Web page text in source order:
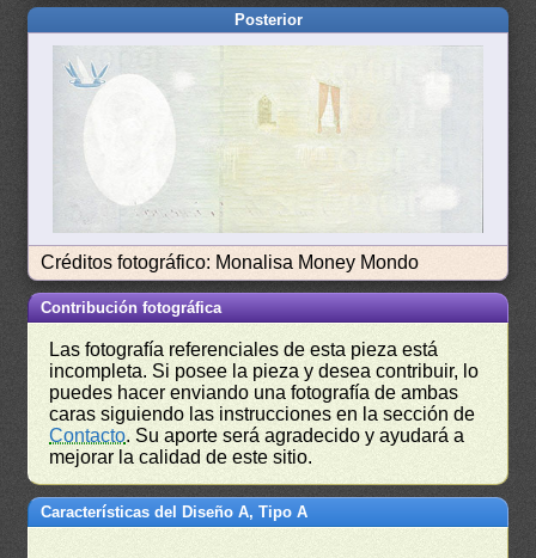
Posterior
Créditos fotográfico: Monalisa Money Mondo
Contribución fotográfica
Las fotografía referenciales de esta pieza está
incompleta. Si posee la pieza y desea contribuir, lo
puedes hacer enviando una fotografía de ambas
caras siguiendo las instrucciones en la sección de
Contacto. Su aporte será agradecido y ayudará a
mejorar la calidad de este sitio.
Características del Diseño A, Tipo A